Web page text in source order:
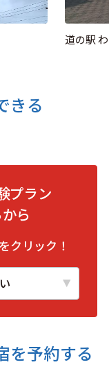
道の駅
きる
プラン
ら
クリック！
を予約する